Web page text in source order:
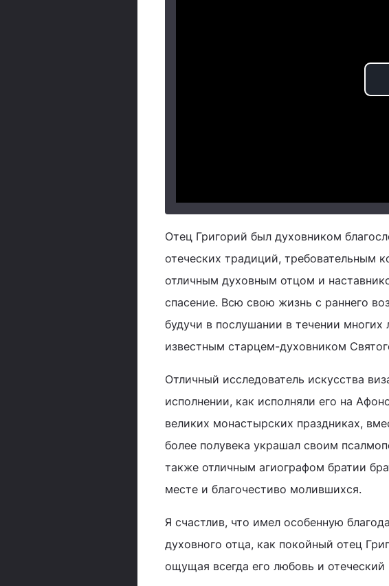
Отец Григорий был духовником
отеческих традиций, требовательным
отличным духовным отцом и
спасение. Всю свою жизнь с раннего
будучи в послушании в течении
известным старцем-духовником
Отличный исследователь искусства
исполнении, как исполняли его на
великих монастырских праздниках,
более полувека украшал своим
также отличным агиографом братии
месте и благочестиво молившихся.
Я счастлив, что имел особенную
духовного отца, как покойный отец
ощущая всегда его любовь и отеческий